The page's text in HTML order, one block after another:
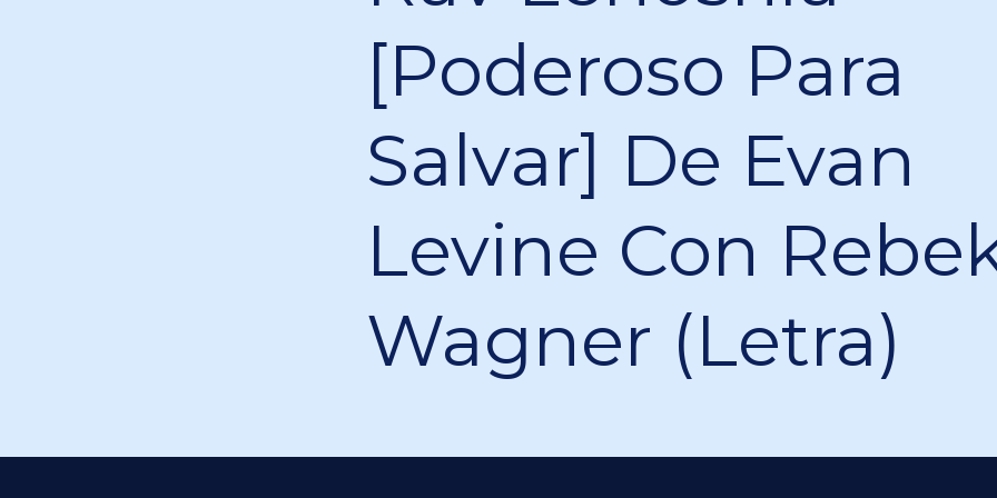
[Poderoso Para
Salvar] De Evan
Levine Con
Wagner (Letra)